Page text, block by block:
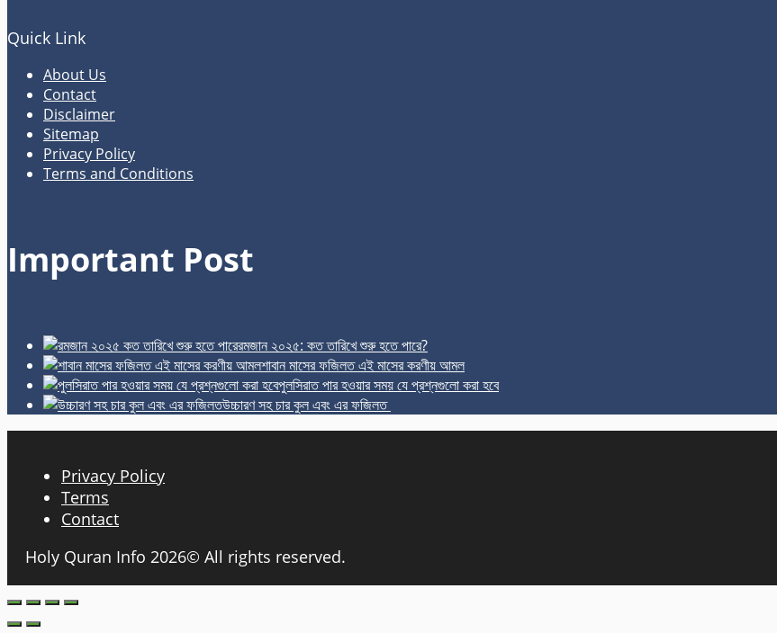
Quick Link
About Us
Contact
Disclaimer
Sitemap
Privacy Policy
Terms and Conditions
Important Post
রমজান ২০২৫: কত তারিখে শুরু হতে পারে?
শাবান মাসের ফজিলত এই মাসের করণীয় আমল
পুলসিরাত পার হওয়ার সময় যে প্রশ্নগুলো করা হবে
উচ্চারণ সহ চার কুল এবং এর ফজিলত
Privacy Policy
Terms
Contact
Holy Quran Info 2026© All rights reserved.